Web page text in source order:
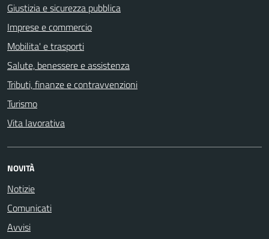
Giustizia e sicurezza pubblica
Imprese e commercio
Mobilita' e trasporti
Salute, benessere e assistenza
Tributi, finanze e contravvenzioni
Turismo
Vita lavorativa
NOVITÀ
Notizie
Comunicati
Avvisi